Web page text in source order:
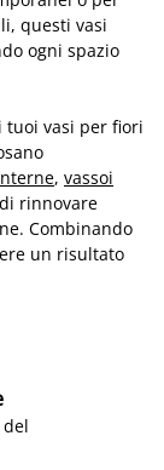
questi vasi
ogni spazio
tuoi vasi per fiori
, vassoi
rinnovare
Combinando
un risultato